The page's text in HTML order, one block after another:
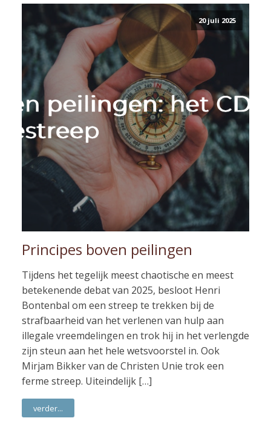
20 juli 2025
Principes boven peilingen
Tijdens het tegelijk meest chaotische en meest
betekenende debat van 2025, besloot Henri
Bontenbal om een streep te trekken bij de
strafbaarheid van het verlenen van hulp aan
illegale vreemdelingen en trok hij in het verlengde
zijn steun aan het hele wetsvoorstel in. Ook
Mirjam Bikker van de Christen Unie trok een
ferme streep. Uiteindelijk […]
verder...